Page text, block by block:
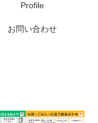
Profile
お問い合わせ